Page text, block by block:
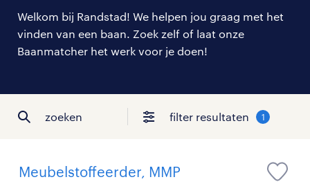
over randstad
Welkom bij Randstad! We helpen jou graag met het
vinden van een baan. Zoek zelf of laat onze
Baanmatcher het werk voor je doen!
zoeken filter resultaten 1
Meubelstoffeerder, MMP